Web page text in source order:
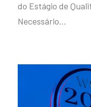
do Estágio de
Necessário…